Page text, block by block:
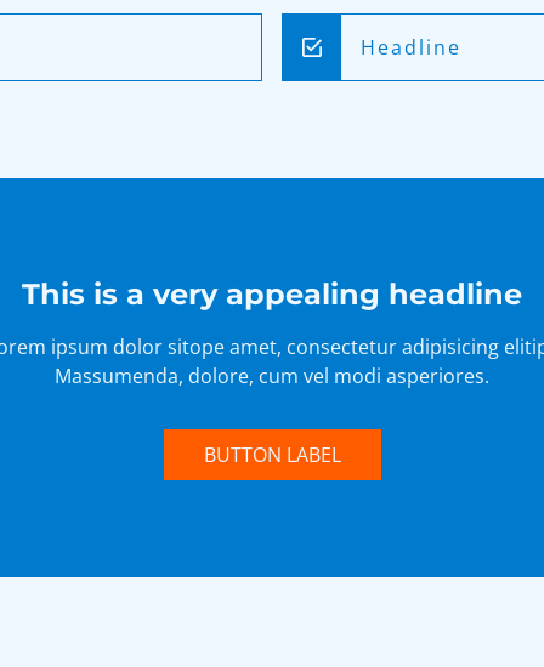
Headline
This is a very appealing headline
ipsum dolor sitope amet, consectetur adipisicing
Massumenda, dolore, cum vel modi asperiores.
BUTTON LABEL